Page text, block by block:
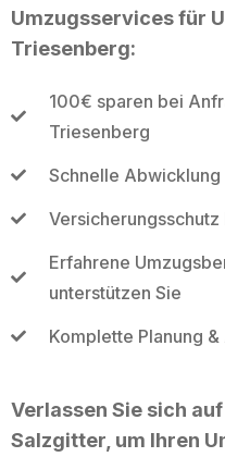
Umzugsservices für
Triesenberg:
100€ sparen bei
Triesenberg
Schnelle Abwicklung
Erfahrene
unterstützen Sie
Komplette Planung
Verlassen Sie sich
Salzgitter, um Ihren